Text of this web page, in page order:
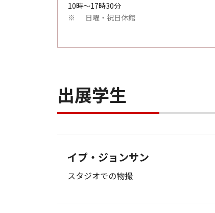
10時～17時30分
※ 日曜・祝日休館
出展学生
イプ・ジョンサン
スタジオでの物撮